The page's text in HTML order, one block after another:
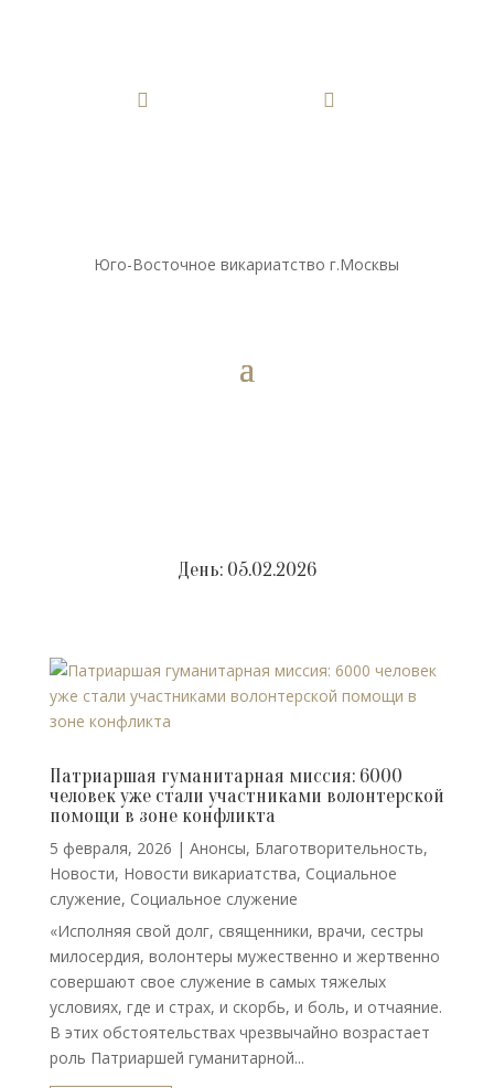
 
Юго-Восточное викариатство г.Москвы
День: 05.02.2026
Патриаршая гуманитарная миссия: 6000
человек уже стали участниками волонтерской
помощи в зоне конфликта
5 февраля, 2026 | Анонсы, Благотворительность,
Новости, Новости викариатства, Социальное
служение, Социальное служение
«Исполняя свой долг, священники, врачи, сестры
милосердия, волонтеры мужественно и жертвенно
совершают свое служение в самых тяжелых
условиях, где и страх, и скорбь, и боль, и отчаяние.
В этих обстоятельствах чрезвычайно возрастает
роль Патриаршей гуманитарной...